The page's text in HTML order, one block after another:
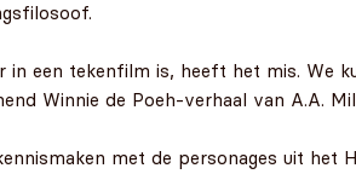
een tekenfilm is, heeft het mis. We
Winnie de Poeh-verhaal van A.A.
met de personages uit